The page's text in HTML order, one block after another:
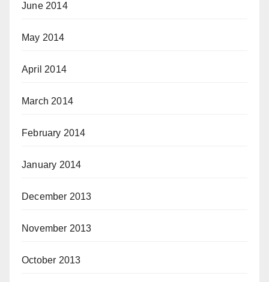
June 2014
May 2014
April 2014
March 2014
February 2014
January 2014
December 2013
November 2013
October 2013